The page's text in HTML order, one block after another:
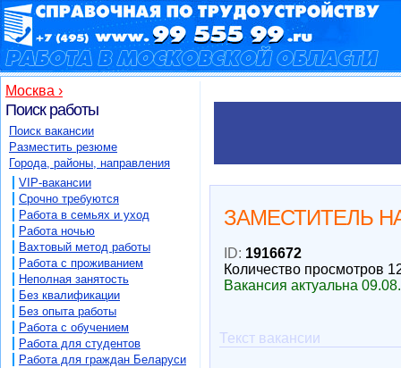
Москва ›
Поиск работы
Поиск вакансии
Разместить резюме
Города, районы, направления
VIP-вакансии
Срочно требуются
Работа в семьях и уход
Работа ночью
Вахтовый метод работы
Работа с проживанием
Неполная занятость
Без квалификации
Без опыта работы
Работа с обучением
Работа для студентов
Работа для граждан Беларуси
ЗАМЕСТИТЕЛЬ
ID: 1916672
Количество просмотров
Вакансия актуальна
Текст вакансии